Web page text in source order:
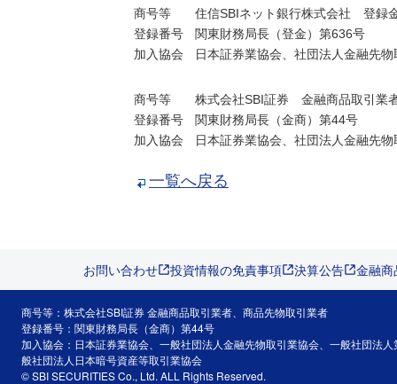
商号等
住信SBIネット銀行株式会社 登録
登録番号
関東財務局長（登金）第636号
加入協会
日本証券業協会、社団法人金融先
商号等
株式会社SBI証券 金融商品取引業
登録番号
関東財務局長（金商）第44号
加入協会
日本証券業協会、社団法人金融先
一覧へ戻る
お問い合わせ 投資情報の免責事項 決算公告 金融
商号等：株式会社SBI証券 金融商品取引業者、商品先物取引業者
登録番号：関東財務局長（金商）第44号
加入協会：日本証券業協会、一般社団法人金融先物取引業協会、一般社団法
般社団法人日本暗号資産等取引業協会
© SBI SECURITIES Co., Ltd. ALL Rights Reserved.